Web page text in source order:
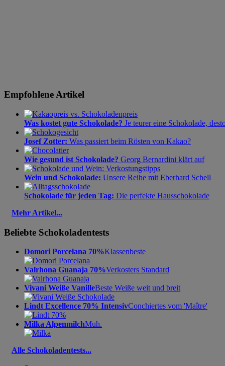
Empfohlene Artikel
Was kostet gute Schokolade? Je teurer eine Schokolade,
Josef Zotter: Was passiert beim Rösten von Kakao?
Wie gesund ist Schokolade? Georg Bernardini klärt auf
Wein und Schokolade: Unsere Reihe mit Eberhard Schell
Schokolade für jeden Tag: Die perfekte Hausschokolade
Mehr Artikel...
Beliebte Schokoladentests
Domori Porcelana 70%Klassenbeste
Valrhona Guanaja 70%Verkosters Standard
Vivani Weiße VanilleBeste Weiße weit und breit
Lindt Excellence 70% IntensivConchiertes vom 'Maître'
Milka AlpenmilchMuh.
Alle Schokoladentests...